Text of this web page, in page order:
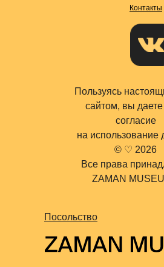
Контакты
Пользуясь
сайтом, вы
согласие
на использование
© ♡ 2026
Все права
ZAMAN
Посольство